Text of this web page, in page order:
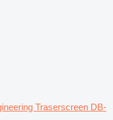
Traserscreen DB-